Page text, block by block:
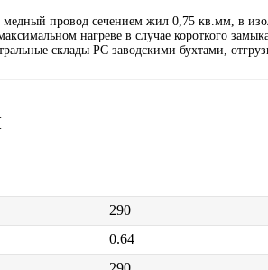
медный провод сечением жил 0,75 кв.мм, в
нагреве в случае короткого
склады РС заводскими бухтами,
290
0.64